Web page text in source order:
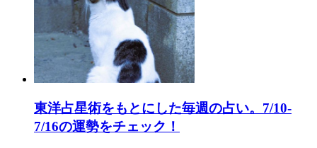
東洋占星術をもとにした毎週の占い。7/10-
7/16の運勢をチェック！